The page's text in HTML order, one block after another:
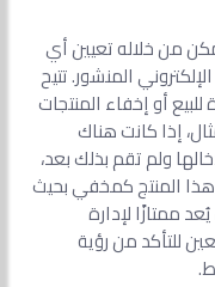
من خلاله تعيين أي
المنشور. تتيح
أو إخفاء المنتجات
إذا كانت هناك
ولم تقم بذلك بعد،
هذا المنتج كمخفي بحيث
ممتازًا لإدارة
للتأكد من رؤية